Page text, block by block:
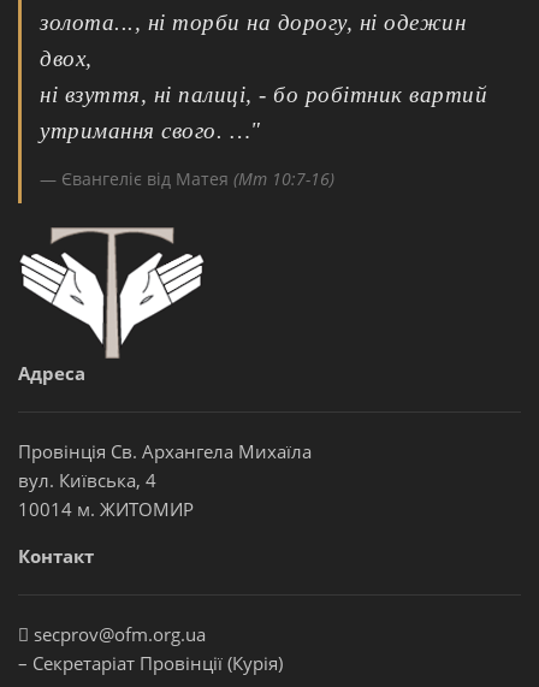
золота..., ні торби на дорогу, ні одежин
двох,
ні взуття, ні палиці, - бо робітник вартий
утримання свого. …"
Євангеліє від Матея (Мт 10:7-16)
Адреса
Провінція Св. Архангела Михаїла
вул. Київська, 4
10014 м. ЖИТОМИР
Контакт
secprov@ofm.org.ua
– Секретаріат Провінції (Курія)